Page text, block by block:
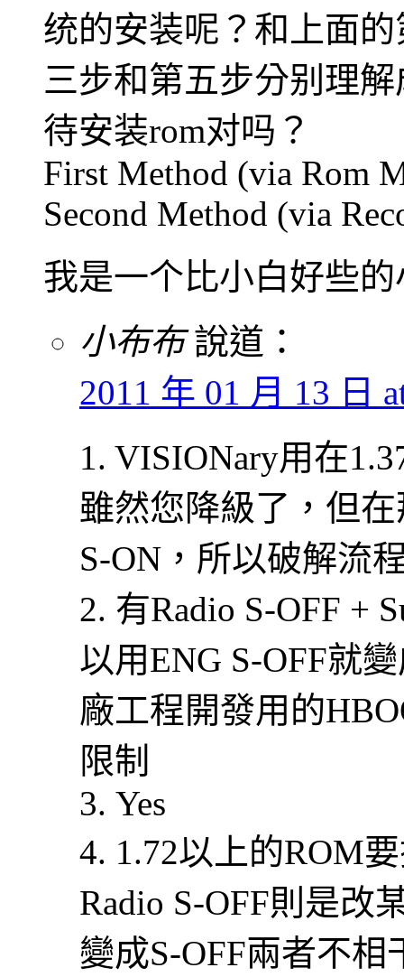
统的安装呢？和上面
三步和第五步分别理
待安装rom对吗？
First Method (via Rom
Second Method (via
我是一个比小白好些
小布布 說道：
2011 年 01 月 13 日
1. VISIONary用在
雖然您降級了，但
S-ON，所以破解流
2. 有Radio S-OFF +
以用ENG S-OFF就
廠工程開發用的
限制
3. Yes
4. 1.72以上的ROM
Radio S-OFF則是改
變成S-OFF兩者不相